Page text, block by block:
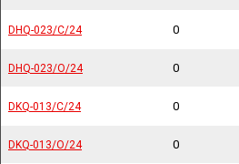
DHQ-023/C/24 0
DHQ-023/O/24 0
DKQ-013/C/24 0
DKQ-013/O/24 0
DHQ-023/C/24
DHQ-023/O/24
DKQ-013/C/24
DKQ-013/O/24